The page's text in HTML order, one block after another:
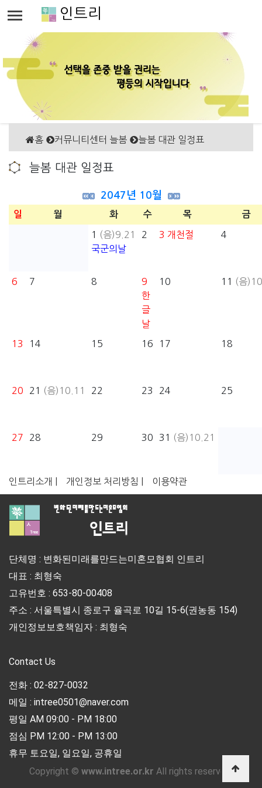
인트리
홈 커뮤니티센터 늘봄 늘봄 대관 일정표
늘봄 대관 일정표
2047년 10월
일 월 화 수 목 금
1
(음)9.21
국군의날
2 3 개천절 4
6 7 8
9
한
글
날
10 11 (음
13 14 15 16 17 18
20 21 (음)10.11 22 23 24 25
27 28 29 30 31 (음)10.21
인트리소개 | 개인정보 처리방침 | 이용약관
단체명 : 변화된미래를만드는미혼모협회 인트리
대표 : 최형숙
고유번호 : 653-80-00408
주소 : 서울특별시 종로구 율곡로 10길 15-6(권농동 154)
개인정보보호책임자 : 최형숙
Contact Us
전화 : 02-827-0032
메일 : intree0501@naver.com
평일 AM 09:00 - PM 18:00
점심 PM 12:00 - PM 13:00
휴무 토요일, 일요일, 공휴일
Copyright © www.intree.or.kr All rights reserved.